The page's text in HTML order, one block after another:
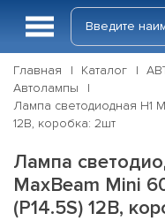
Главная Каталог
Автолампы
Лампа светодиодная H1
12В, коробка: 2шт
Лампа
MaxBeam Mini
(P14.5S) 12В,